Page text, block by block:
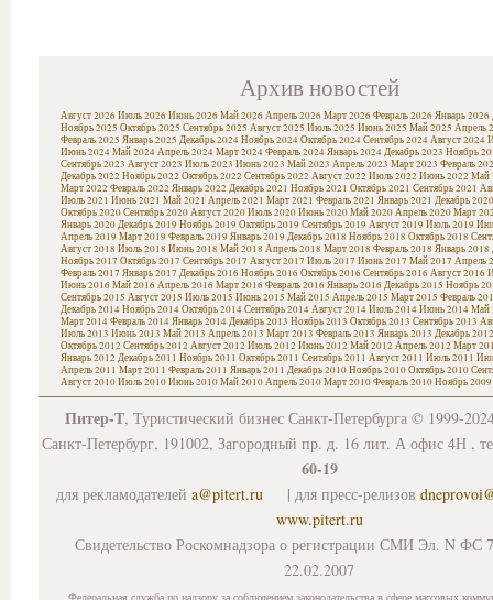
Архив новостей
Август 2026 Июль 2026 Июнь 2026 Май 2026 Апрель 2026 Март 2026 Февраль 2026 Январь 2026
Ноябрь 2025 Октябрь 2025 Сентябрь 2025 Август 2025 Июль 2025 Июнь 2025 Май 2025 Апрель
Февраль 2025 Январь 2025 Декабрь 2024Ноябрь 2024Октябрь 2024Сентябрь 2024Август 2024
Июнь 2024Май 2024Апрель 2024Март 2024Февраль 2024Январь 2024Декабрь 2023 Ноябрь
Сентябрь 2023 Август 2023 Июль 2023 Июнь 2023 Май 2023 Апрель 2023 Март 2023 Февраль
Декабрь 2022 Ноябрь 2022 Октябрь 2022 Сентябрь 2022 Август 2022 Июль 2022 Июнь 2022 Май
Март 2022 Февраль 2022 Январь 2022 Декабрь 2021 Ноябрь 2021 Октябрь 2021 Сентябрь 2021
Июль 2021 Июнь 2021 Май 2021 Апрель 2021 Март 2021 Февраль 2021 Январь 2021 Декабрь 2020
Октябрь 2020Сентябрь 2020Август 2020Июль 2020Июнь 2020Май 2020Апрель 2020Март
Январь 2020Декабрь 2019 Ноябрь 2019 Октябрь 2019 Сентябрь 2019 Август 2019 Июль 2019
Апрель 2019 Март 2019 Февраль 2019 Январь 2019 Декабрь 2018 Ноябрь 2018 Октябрь 2018
Август 2018 Июль 2018 Июнь 2018 Май 2018 Апрель 2018 Март 2018 Февраль 2018 Январь 2018
Ноябрь 2017 Октябрь 2017 Сентябрь 2017 Август 2017 Июль 2017 Июнь 2017 Май 2017 Апрель
Февраль 2017 Январь 2017 Декабрь 2016 Ноябрь 2016 Октябрь 2016 Сентябрь 2016 Август 2016
Июнь 2016 Май 2016 Апрель 2016 Март 2016 Февраль 2016 Январь 2016 Декабрь 2015 Ноябрь
Сентябрь 2015 Август 2015 Июль 2015 Июнь 2015 Май 2015 Апрель 2015 Март 2015 Февраль
Декабрь 2014Ноябрь 2014Октябрь 2014Сентябрь 2014Август 2014Июль 2014Июнь 2014Май
Март 2014Февраль 2014Январь 2014Декабрь 2013 Ноябрь 2013 Октябрь 2013 Сентябрь 2013
Июль 2013 Июнь 2013 Май 2013 Апрель 2013 Март 2013 Февраль 2013 Январь 2013 Декабрь 2012
Октябрь 2012 Сентябрь 2012 Август 2012 Июль 2012 Июнь 2012 Май 2012 Апрель 2012 Март
Январь 2012 Декабрь 2011 Ноябрь 2011 Октябрь 2011 Сентябрь 2011 Август 2011 Июль 2011
Апрель 2011 Март 2011 Февраль 2011 Январь 2011 Декабрь 2010Ноябрь 2010Октябрь 2010
Август 2010Июль 2010Июнь 2010Май 2010Апрель 2010Март 2010Февраль 2010Ноябрь 2009
Питер-Т, Туристический бизнес Санкт-Петербурга © 1999-
Санкт-Петербург, 191002, Загородный пр. д. 16 лит. А офис 4Н ,
60-19
для рекламодателей a@pitert.ru | для пресс-релизов
www.pitert.ru
Свидетельство Роскомнадзора о регистрации СМИ Эл. N ФС
22.02.2007
Федеральная служба по надзору за соблюдением законодательства в сфере массовых